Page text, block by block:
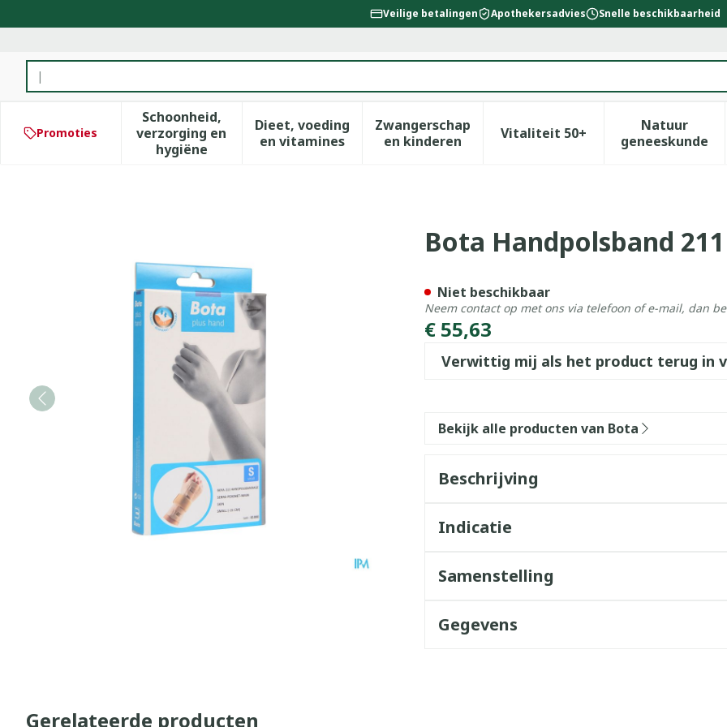
Veilige betalingen Apothekersadvies Snelle beschikbaarheid
Product, merk, categorie...
Promoties
Schoonheid,
verzorging en
hygiëne
Toon submenu voor Schoonheid, verzorging en hygiëne categorie
Dieet, voeding
en vitamines
Toon submenu voor Dieet, voeding en vitamines categorie
Zwangerschap
en kinderenToon submenu voor Zwangerschap en
Vitaliteit 50+Toon submenu voor
Natuur
geneeskunde
Toon
Bota Handpolsband 211 Skin Universeel SBota Handpolsband
€ 55,63
Verwittig mij als het product terug in
Niet beschikbaar
Neem contact op met ons via telefoon of e-mail, dan
Bekijk alle producten van Bota
Beschrijving
Indicatie
Samenstelling
Gegevens
Gerelateerde producten